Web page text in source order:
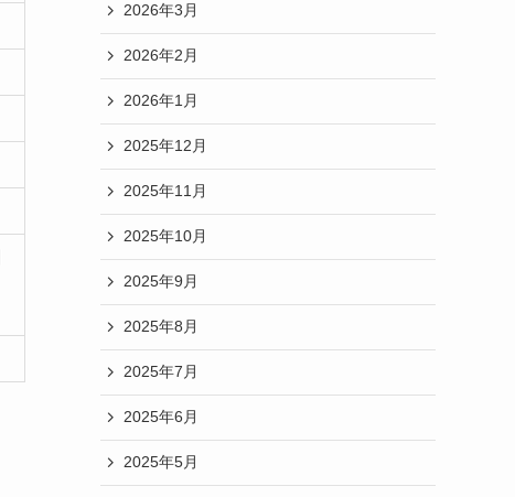
2026年3月
2026年2月
2026年1月
2025年12月
2025年11月
2025年10月
2025年9月
2025年8月
2025年7月
2025年6月
2025年5月